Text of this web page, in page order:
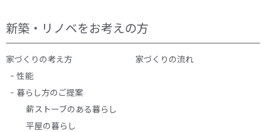
新築・リノベをお考えの方
家づくりの考え方
性能
暮らし方のご提案
薪ストーブのある暮らし
平屋の暮らし
家づくりの流れ